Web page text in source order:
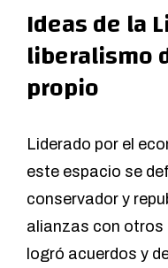
Ideas de la
liberalismo
propio
Liderado por el
este espacio se
conservador y
alianzas con otros
logró acuerdos y